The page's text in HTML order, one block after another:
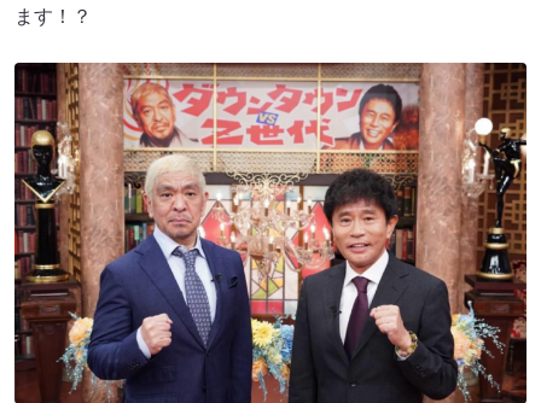
ます！？